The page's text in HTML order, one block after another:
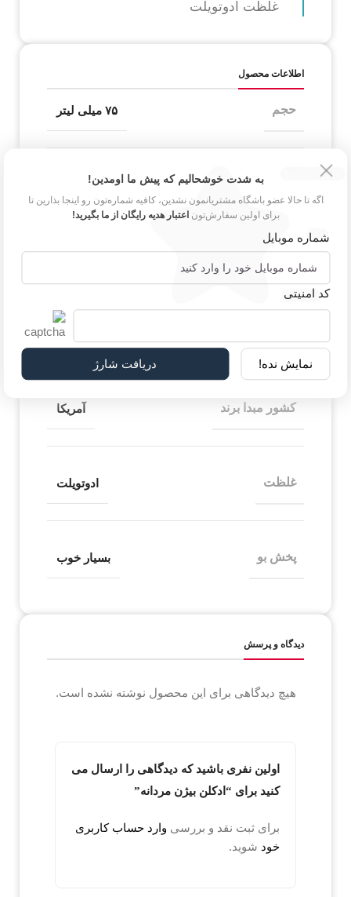
غلظت ادوتویلت
اطلاعات محصول
حجم ۷۵ میلی لیتر
مناسب برای
شرقی فوژه
کشور مبدا برند آمریکا
غلظت ادوتویلت
پخش بو بسیار خوب
دیدگاه و پرسش
هیچ دیدگاهی برای این محصول نوشته نشده است.
اولین نفری باشید که دیدگاهی را ارسال می
کنید برای “ادکلن بیژن مردانه”
برای ثبت نقد و بررسی وارد حساب کاربری
خود شوید.
به شدت خوشحالیم که پیش ما اومدین!
اگه تا حالا عضو باشگاه مشتریانمون نشدین، کافیه شماره‌تون رو اینجا بذارین تا
برای اولین سفارش‌توناعتبار هدیه رایگان از ما بگیرید!
شماره موبایل
کد امنیتی
نمایش نده! دریافت شارژ